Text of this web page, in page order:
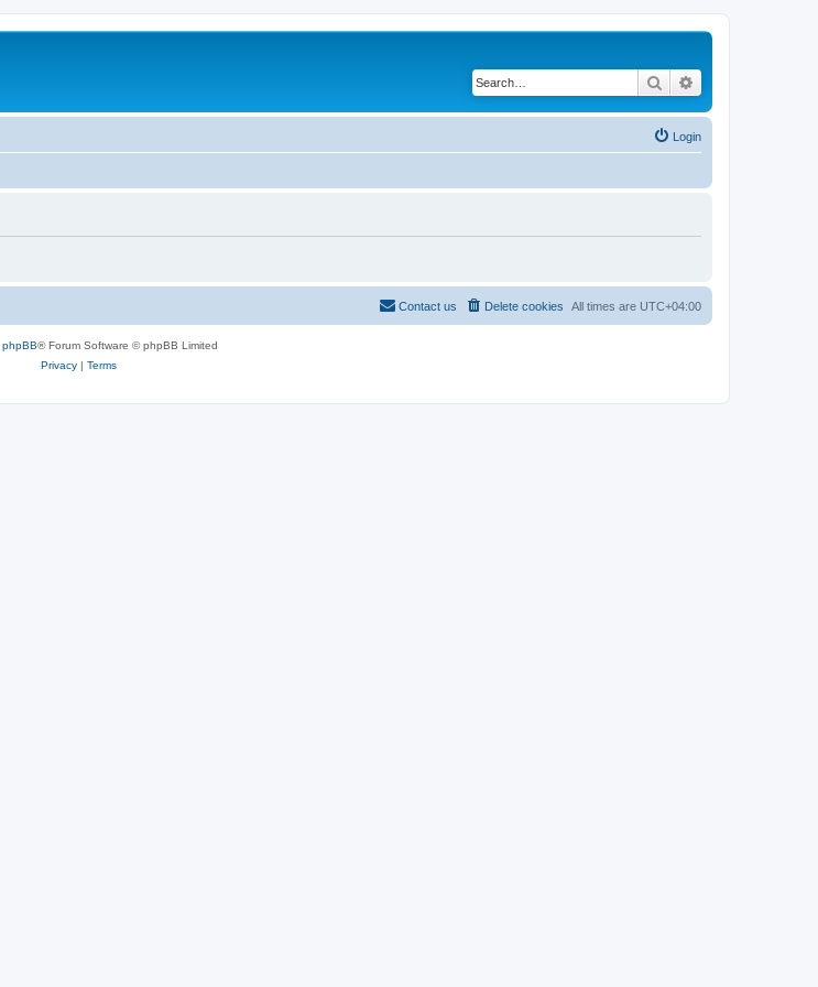
Search
Login
All times are UTC+04:00
Delete cookies
Contact us
phpBB® Forum Software © phpBB Limited
Privacy| Terms